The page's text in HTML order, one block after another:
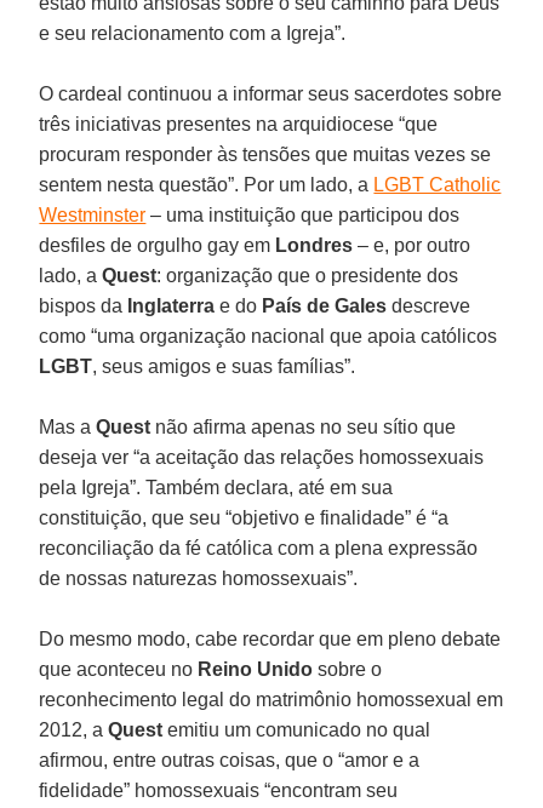
e seu relacionamento com a Igreja”.
O cardeal continuou a informar seus sacerdotes sobre
três iniciativas presentes na arquidiocese “que
procuram responder às tensões que muitas vezes se
sentem nesta questão”. Por um lado, a LGBT Catholic
Westminster – uma instituição que participou dos
desfiles de orgulho gay em Londres – e, por outro
lado, aQuest: organização que o presidente dos
bispos da Inglaterra e do País de Gales descreve
como “uma organização nacional que apoia católicos
LGBT, seus amigos e suas famílias”.
Mas aQuest não afirma apenas no seu sítio que
deseja ver “a aceitação das relações homossexuais
pela Igreja”. Também declara, até em sua
constituição, que seu “objetivo e finalidade” é “a
reconciliação da fé católica com a plena expressão
de nossas naturezas homossexuais”.
Do mesmo modo, cabe recordar que em pleno debate
que aconteceu no Reino Unido sobre o
reconhecimento legal do matrimônio homossexual em
2012, aQuest emitiu um comunicado no qual
afirmou, entre outras coisas, que o “amor e a
fidelidade” homossexuais “encontram seu